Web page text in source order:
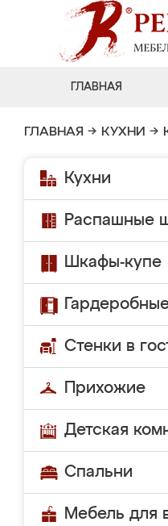
ГЛАВНАЯ
ГЛАВНАЯ → КУХНИ →
Кухни
Распашные
Шкафы-купе
Стенки в
Прихожие
Детская
Спальни
Мебель для